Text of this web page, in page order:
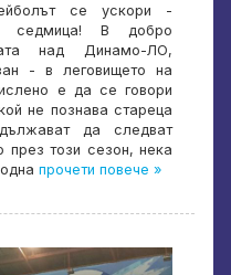
се ускори -
седмица! В добро
над Динамо-ЛО,
- в леговището на
е да се говори
не познава стареца
да следват
през този сезон, нека
прочети повече »